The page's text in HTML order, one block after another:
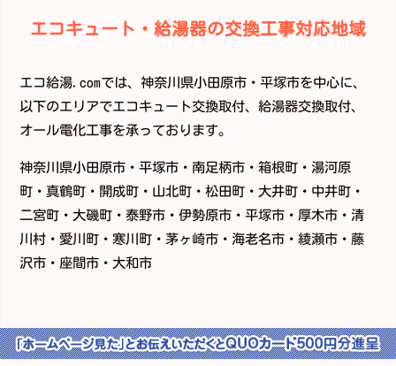
エコキュート・給湯器の交換工事対応地域
エコ給湯.comでは、神奈川県小田原市・平塚市を中心に、
以下のエリアでエコキュート交換取付、給湯器交換取付、
オール電化工事を承っております。
神奈川県小田原市 ・平塚市 ・南足柄市・箱根町・湯河原
町・真鶴町・開成町・山北町・松田町・大井町・中井町・
二宮町・大磯町・泰野市・伊勢原市・平塚市・厚木市・清
川村・愛川町・寒川町・茅ヶ崎市・海老名市・綾瀬市・藤
沢市・座間市・大和市